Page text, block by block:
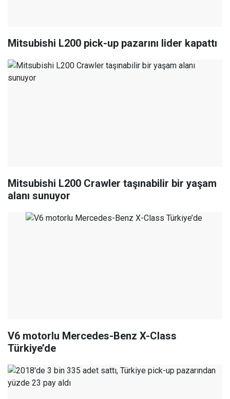
Mitsubishi L200 pick-up pazarını lider kapattı
Mitsubishi L200 Crawler taşınabilir bir yaşam
alanı sunuyor
V6 motorlu Mercedes-Benz X-Class
Türkiye’de